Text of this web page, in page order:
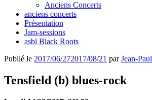
Anciens Concerts
anciens concerts
Présentation
Jam-sessions
asbl Black Roots
Publié le 2017/06/272017/08/21 parJean-Paul
Tensfield (b) blues-rock